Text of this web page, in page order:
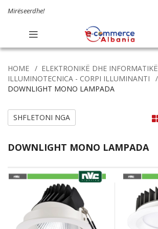
Mirëseerdhe!
HOME ELEKTRONIKË DHE INFORMATIKË
ILLUMINOTECNICA - CORPI ILLUMINANTI
DOWNLIGHT MONO LAMPADA
DOWNLIGHT MONO LAMPADA
SHFLETONI NGA